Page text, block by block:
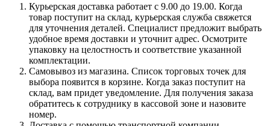
Курьерская доставка работает с 9.00 до 19.00. Когда
товар поступит на склад, курьерская служба свяжется
для уточнения деталей. Специалист предложит выбрать
удобное время доставки и уточнит адрес. Осмотрите
упаковку на целостность и соответствие указанной
комплектации.
Самовывоз из магазина. Список торговых точек для
выбора появится в корзине. Когда заказ поступит на
склад, вам придет уведомление. Для получения заказа
обратитесь к сотруднику в кассовой зоне и назовите
номер.